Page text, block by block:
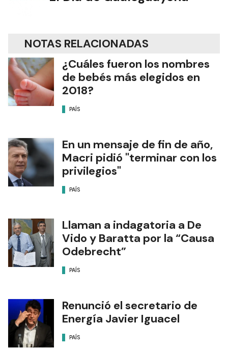
NOTAS RELACIONADAS
¿Cuáles fueron los nombres
de bebés más elegidos en
2018?
PAÍS
En un mensaje de fin de año,
Macri pidió "terminar con los
privilegios"
PAÍS
Llaman a indagatoria a De
Vido y Baratta por la “Causa
Odebrecht”
PAÍS
Renunció el secretario de
Energía Javier Iguacel
PAÍS